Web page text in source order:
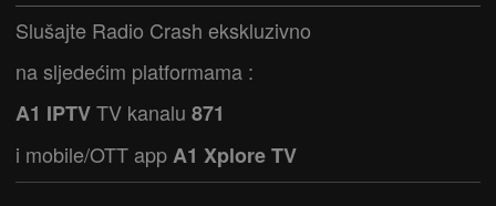
Slušajte Radio Crash ekskluzivno
na sljedećim platformama :
A1 IPTVTV kanalu 871
i mobile/OTT app A1 Xplore TV